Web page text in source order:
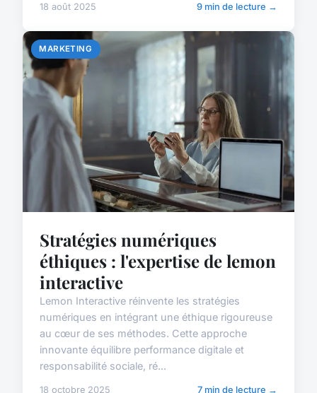
18 août 2025 9 min de lecture →
MARKETING
Stratégies numériques
éthiques : l'expertise de lemon
interactive
Lemon Interactive réinvente les stratégies
numériques en intégrant une éthique rigoureuse
au cœur de ses méthodes. Cette approche
innovante équilibre performance digitale et
responsabilité sociale, ré...
18 octobre 2025 7 min de lecture →